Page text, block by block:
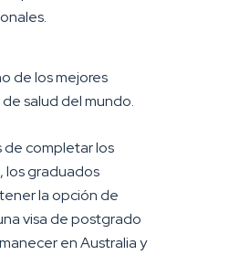
de los mejores
salud del mundo.
de completar los
los graduados
la opción de
visa de postgrado
en Australia y